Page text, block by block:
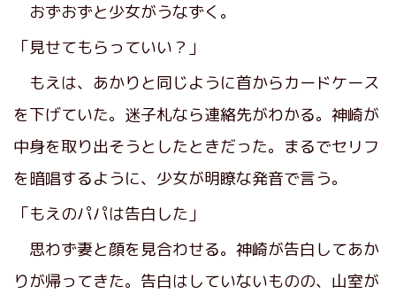
おずおずと少女がうなずく。
「見せてもらっていい？」
もえは、あかりと同じように首からカードケース
を下げていた。迷子札なら連絡先がわかる。神崎が
中身を取り出そうとしたときだった。まるでセリフ
を暗唱するように、少女が明瞭な発音で言う。
「もえのパパは告白した」
思わず妻と顔を見合わせる。神崎が告白してあか
りが帰ってきた。告白はしていないものの、山室が